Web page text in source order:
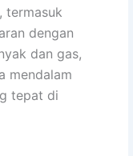
termasuk
dengan
dan gas,
mendalam
tepat di